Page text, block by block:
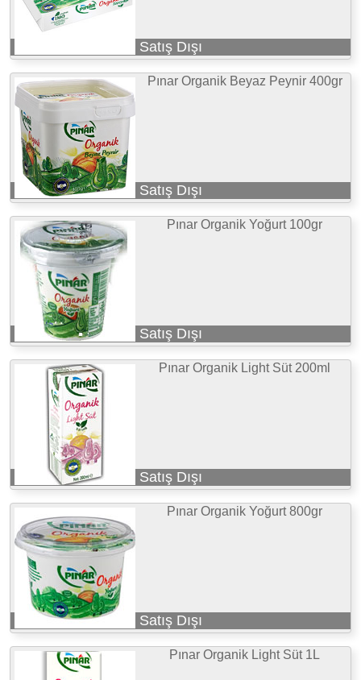
Satış Dışı
Pınar Organik Beyaz Peynir 400gr
Satış Dışı
Pınar Organik Yoğurt 100gr
Satış Dışı
Pınar Organik Light Süt 200ml
Satış Dışı
Pınar Organik Yoğurt 800gr
Satış Dışı
Pınar Organik Light Süt 1L